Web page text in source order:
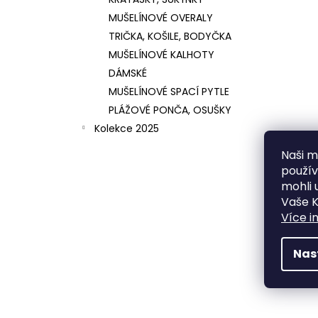
Naši
mohli
Vaše
Více
MUŠELÍNOVÉ OVERALY
TRIČKA, KOŠILE, BODYČKA
MUŠELÍNOVÉ KALHOTY
DÁMSKÉ
MUŠELÍNOVÉ SPACÍ PYTLE
PLÁŽOVÉ PONČA, OSUŠKY
Kolekce 2025